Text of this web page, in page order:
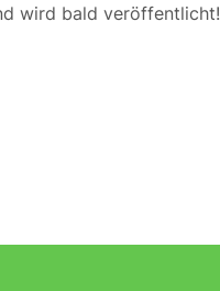
wird bald veröffentlicht!